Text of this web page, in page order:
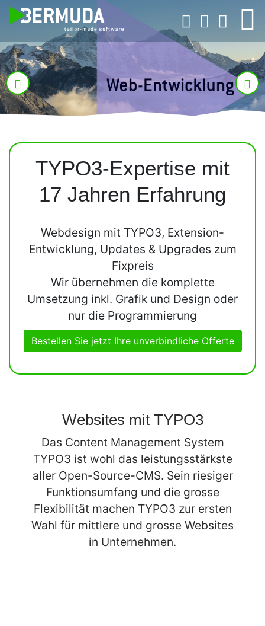
Previous Next
TYPO3-Expertise mit
17 Jahren Erfahrung
Webdesign mit TYPO3, Extension-
Entwicklung, Updates & Upgrades zum
Fixpreis
Wir übernehmen die komplette
Umsetzung inkl. Grafik und Design oder
nur die Programmierung
Bestellen Sie jetzt Ihre unverbindliche Offerte
Websites mit TYPO3
Das Content Management System
TYPO3 ist wohl das leistungsstärkste
aller Open-Source-CMS. Sein riesiger
Funktionsumfang und die grosse
Flexibilität machen TYPO3 zur ersten
Wahl für mittlere und grosse Websites
in Unternehmen.